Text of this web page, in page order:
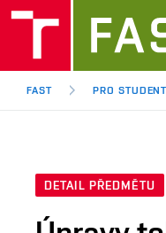
FAST PRO
DETAIL PŘEDMĚTU